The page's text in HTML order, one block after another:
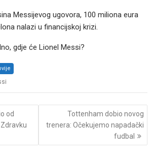
Messijevog ugovora, 100 miliona eura
nalazi u financijskoj krizi.
gdje će Lionel Messi?
od
Tottenham dobio novog
trenera: Očekujemo napadački
fudbal